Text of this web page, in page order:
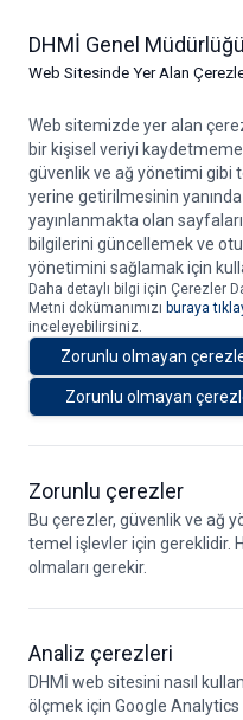
DHMİ Genel Müdürlüğü
Web Sitesinde Yer Alan
Web sitemizde yer alan
bir kişisel veriyi
güvenlik ve ağ yönetimi gibi
yerine getirilmesinin yanında
yayınlanmakta olan
bilgilerini güncellemek ve
yönetimini sağlamak için
Daha detaylı bilgi için Çerezler
Metni dokümanımızı buraya
inceleyebilirsiniz.
Zorunlu olmayan
Zorunlu olmayan
Zorunlu çerezler
Bu çerezler, güvenlik ve ağ
temel işlevler için gereklidir.
olmaları gerekir.
Analiz çerezleri
DHMİ web sitesini nasıl
ölçmek için Google Analytics
Devlet Hava
Müdürlüğü
Duyuru Detayı
Duyuru
A
2828 SAYILI
ATAMALARI
Aile ve Sosyal Hizmetler
Kanunu kapsamında
isimleri aşağıda bildirilmiş
için aşağıda istenilen
arasında (elden belge
09:00 – 12:00 ve 13:30 –
İnsan Kaynakları Dairesi
Bulvarı No:32 06560 Etiler-
veya posta yolu ile teslim
sonra belge getirenlerin
ayrıca postadan